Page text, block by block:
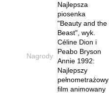
Nagrody
Najlepsza
piosenka
"Beauty and the
Beast", wyk.
Céline Dion i
Peabo Bryson
Annie 1992:
Najlepszy
pełnometrażowy
film animowany